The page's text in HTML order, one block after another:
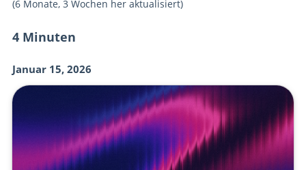
4 Minuten
Januar 15, 2026
(6 Monate, 3 Wochen her aktualisiert)